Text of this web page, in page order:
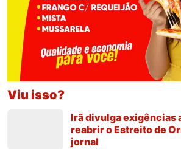
Viu isso?
Irã divulga exigências
reabrir o Estreito de
jornal